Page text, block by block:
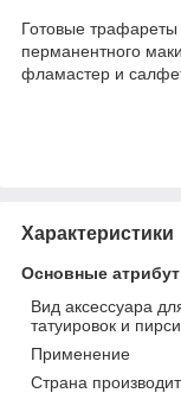
Готовые трафареты
перманентного
фламастер и
Характеристики
Основные
Вид аксессуара
татуировок и
Применение
Страна